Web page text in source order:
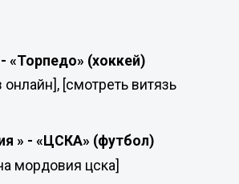
«Торпедо» (хоккей)
онлайн], [смотреть витязь
» - «ЦСКА» (футбол)
мордовия цска]